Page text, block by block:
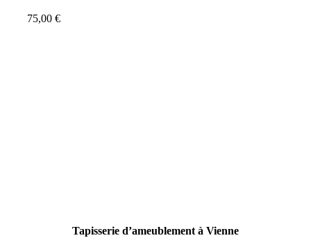
75,00€
Tapisserie d’ameublement à Vienne